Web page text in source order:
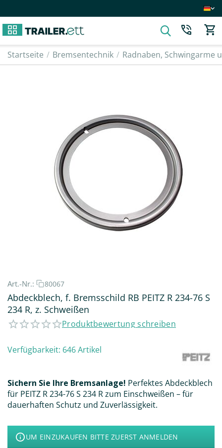
Startseite / Bremsentechnik / Radnaben, Schwingarme
Art.-Nr.: 80067
Abdeckblech, f. Bremsschild RB PEITZ R 234-76 S
234 R, z. Schweißen
Produktbewertung schreiben
Verfügbarkeit: 646 Artikel
Sichern Sie Ihre Bremsanlage! Perfektes Abdeckblech
für PEITZ R 234-76 S 234 R zum Einschweißen – für
dauerhaften Schutz und Zuverlässigkeit.
UM EINZUKAUFEN BITTE ZUERST ANMELDEN